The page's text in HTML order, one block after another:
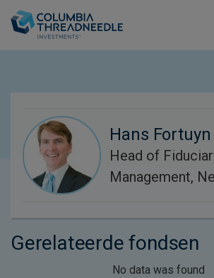
Hans Fortuyn
Head of
Management,
Gerelateerde fondsen
No data was found